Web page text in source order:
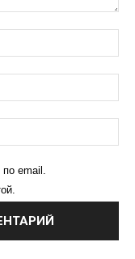
email.